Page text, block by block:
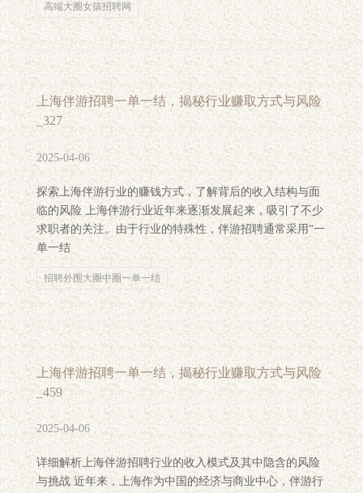
高端大圈女孩招聘网
上海伴游招聘一单一结，揭秘行业赚取方式与风险
_327
2025-04-06
探索上海伴游行业的赚钱方式，了解背后的收入结构与面
临的风险 上海伴游行业近年来逐渐发展起来，吸引了不少
求职者的关注。由于行业的特殊性，伴游招聘通常采用“一
单一结
招聘外围大圈中圈一单一结
上海伴游招聘一单一结，揭秘行业赚取方式与风险
_459
2025-04-06
详细解析上海伴游招聘行业的收入模式及其中隐含的风险
与挑战 近年来，上海作为中国的经济与商业中心，伴游行